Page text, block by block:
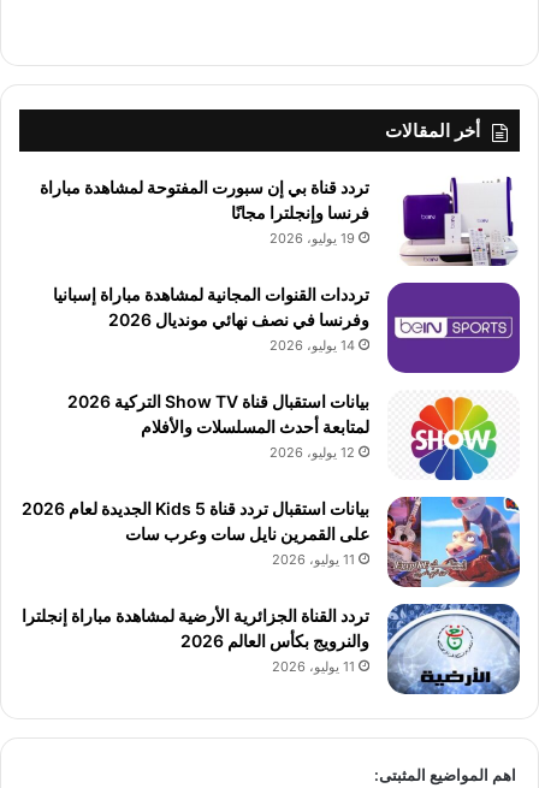
أخر المقالات
تردد قناة بي إن سبورت المفتوحة لمشاهدة مباراة
فرنسا وإنجلترا مجانًا
19 يوليو، 2026
ترددات القنوات المجانية لمشاهدة مباراة إسبانيا
وفرنسا في نصف نهائي مونديال 2026
14 يوليو، 2026
بيانات استقبال قناة Show TV التركية 2026
لمتابعة أحدث المسلسلات والأفلام
12 يوليو، 2026
بيانات استقبال تردد قناة 5 Kids الجديدة لعام 2026
على القمرين نايل سات وعرب سات
11 يوليو، 2026
تردد القناة الجزائرية الأرضية لمشاهدة مباراة إنجلترا
والنرويج بكأس العالم 2026
11 يوليو، 2026
اهم المواضيع المثبتى: